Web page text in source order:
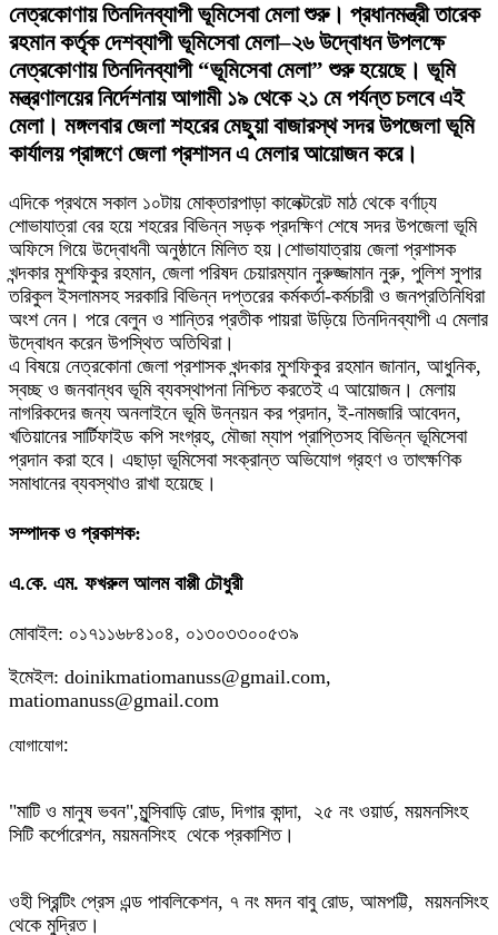
নেত্রকোণায় তিনদিনব্যাপী ভূমিসেবা মেলা শুরু। প্রধানমন্ত্রী তারেক
রহমান কর্তৃক দেশব্যাপী ভূমিসেবা মেলা–২৬ উদ্বোধন উপলক্ষে
নেত্রকোণায় তিনদিনব্যাপী “ভূমিসেবা মেলা” শুরু হয়েছে। ভূমি
মন্ত্রণালয়ের নির্দেশনায় আগামী ১৯ থেকে ২১ মে পর্যন্ত চলবে এই
মেলা। মঙ্গলবার জেলা শহরের মেছুয়া বাজারস্থ সদর উপজেলা ভূমি
কার্যালয় প্রাঙ্গণে জেলা প্রশাসন এ মেলার আয়োজন করে।
এদিকে প্রথমে সকাল ১০টায় মোক্তারপাড়া কালেক্টরেট মাঠ থেকে বর্ণাঢ্য
শোভাযাত্রা বের হয়ে শহরের বিভিন্ন সড়ক প্রদক্ষিণ শেষে সদর উপজেলা ভূমি
অফিসে গিয়ে উদ্বোধনী অনুষ্ঠানে মিলিত হয়।শোভাযাত্রায় জেলা প্রশাসক
খন্দকার মুশফিকুর রহমান, জেলা পরিষদ চেয়ারম্যান নুরুজ্জামান নুরু, পুলিশ সুপার
তরিকুল ইসলামসহ সরকারি বিভিন্ন দপ্তরের কর্মকর্তা-কর্মচারী ও জনপ্রতিনিধিরা
অংশ নেন। পরে বেলুন ও শান্তির প্রতীক পায়রা উড়িয়ে তিনদিনব্যাপী এ মেলার
উদ্বোধন করেন উপস্থিত অতিথিরা।
এ বিষয়ে নেত্রকোনা জেলা প্রশাসক খন্দকার মুশফিকুর রহমান জানান, আধুনিক,
স্বচ্ছ ও জনবান্ধব ভূমি ব্যবস্থাপনা নিশ্চিত করতেই এ আয়োজন। মেলায়
নাগরিকদের জন্য অনলাইনে ভূমি উন্নয়ন কর প্রদান, ই-নামজারি আবেদন,
খতিয়ানের সার্টিফাইড কপি সংগ্রহ, মৌজা ম্যাপ প্রাপ্তিসহ বিভিন্ন ভূমিসেবা
প্রদান করা হবে। এছাড়া ভূমিসেবা সংক্রান্ত অভিযোগ গ্রহণ ও তাৎক্ষণিক
সমাধানের ব্যবস্থাও রাখা হয়েছে।
সম্পাদক ও প্রকাশক:
এ.কে. এম. ফখরুল আলম বাপ্পী চৌধুরী
মোবাইল: ০১৭১১৬৮৪১০৪, ০১৩০৩৩০০৫৩৯
ইমেইল: doinikmatiomanuss@gmail.com,
matiomanuss@gmail.com
যোগাযোগ:
"মাটি ও মানুষ ভবন",মুন্সিবাড়ি রোড, দিগার কান্দা, ২৫ নং ওয়ার্ড, ময়মনসিংহ
সিটি কর্পোরেশন, ময়মনসিংহ থেকে প্রকাশিত।
ওহী প্রিন্টিং প্রেস এন্ড পাবলিকেশন, ৭ নং মদন বাবু রোড, আমপট্টি, ময়মনসিংহ
থেকে মুদ্রিত।